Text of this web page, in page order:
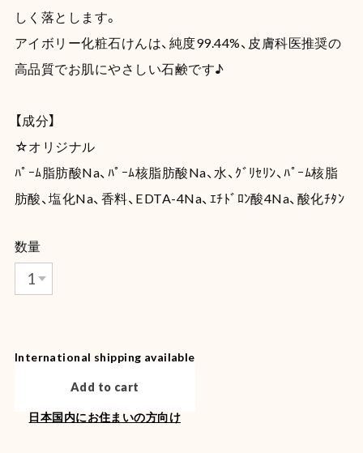
しく落とします。
アイボリー化粧石けんは、純度99.44%、皮膚科医推奨の
高品質でお肌にやさしい石鹸です♪
【成分】
☆オリジナル
ﾊﾟｰﾑ脂肪酸Na、ﾊﾟｰﾑ核脂肪酸Na、水、ｸﾞﾘｾﾘﾝ、ﾊﾟｰﾑ核脂
肪酸、塩化Na、香料、EDTA-4Na、ｴﾁﾄﾞﾛﾝ酸4Na、酸化ﾁﾀﾝ
数量
International shipping available
Add to cart
日本国内にお住まいの方向け